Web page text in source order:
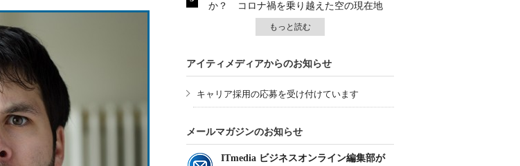
か？ コロナ禍を乗り越えた空の現在地
もっと読む
アイティメディアからのお知らせ
キャリア採用の応募を受け付けています
メールマガジンのお知らせ
ITmedia ビジネスオンライン編集部が